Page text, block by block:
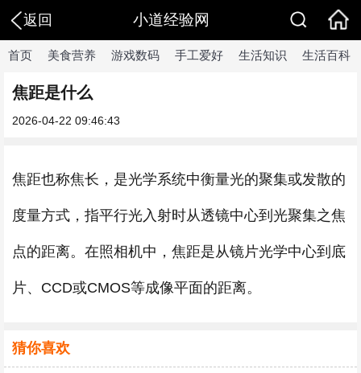
返回 小道经验网
首页 美食营养 游戏数码 手工爱好 生活知识 生活百科
焦距是什么
2026-04-22 09:46:43
焦距也称焦长，是光学系统中衡量光的聚集或发散的
度量方式，指平行光入射时从透镜中心到光聚集之焦
点的距离。在照相机中，焦距是从镜片光学中心到底
片、CCD或CMOS等成像平面的距离。
猜你喜欢